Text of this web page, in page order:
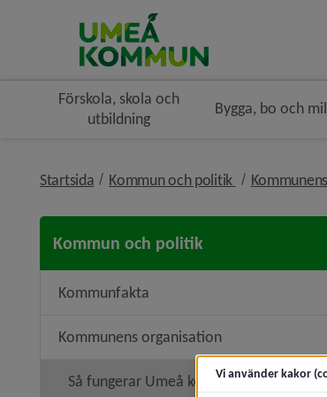
Förskola, skola och
utbildning
Bygga, bo och
Startsida Kommun och politik nivå i
Kommun och politik
Kommunfakta
Kommunens organisation
Så fungerar Umeå kommunVi använder kakor